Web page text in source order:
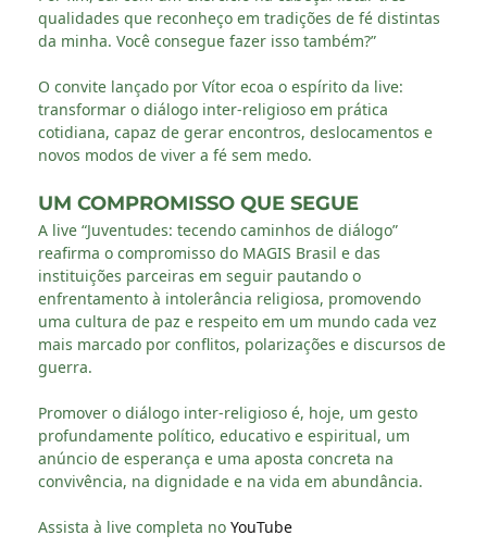
qualidades que reconheço em tradições de fé distintas
da minha. Você consegue fazer isso também?”
O convite lançado por Vítor ecoa o espírito da live:
transformar o diálogo inter-religioso em prática
cotidiana, capaz de gerar encontros, deslocamentos e
novos modos de viver a fé sem medo.
UM COMPROMISSO QUE SEGUE
A live “Juventudes: tecendo caminhos de diálogo”
reafirma o compromisso do MAGIS Brasil e das
instituições parceiras em seguir pautando o
enfrentamento à intolerância religiosa, promovendo
uma cultura de paz e respeito em um mundo cada vez
mais marcado por conflitos, polarizações e discursos de
guerra.
Promover o diálogo inter-religioso é, hoje, um gesto
profundamente político, educativo e espiritual, um
anúncio de esperança e uma aposta concreta na
convivência, na dignidade e na vida em abundância.
Assista à live completa no YouTube